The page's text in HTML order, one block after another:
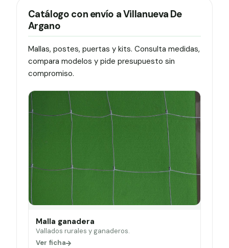
Catálogo con envío a Villanueva De
Argano
Mallas, postes, puertas y kits. Consulta medidas,
compara modelos y pide presupuesto sin
compromiso.
Malla ganadera
Vallados rurales y ganaderos.
Ver ficha